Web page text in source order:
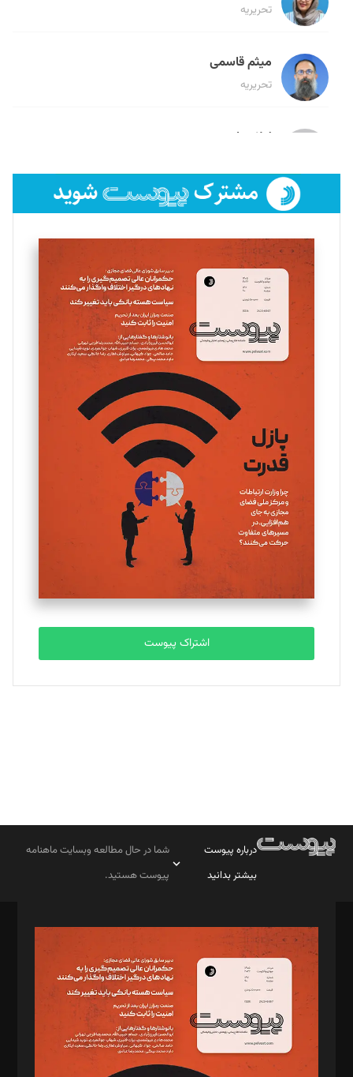
تحریریه
میثم قاسمی
تحریریه
لیلا حنارود
فائزه فتحی رستمی
تحریریه
سروش کرمیان
تحریریه
مینا پاکدل
یسنا امان‌پور
تحریریه
ملینا جعفری
تحریریه
مصطفی مسجدی آرانی
تحریریه
بابک نقاش
تحریریه
اشتراک پیوست
درباره پیوست
بیشتر بدانید
شما در حال مطالعه وبسایت ماهنامه
پیوست هستید.
مدیر مسئول: محمدباقر اثنی‌عشری
سردبیر: مهرک محمودی
دبیر تحریریه: میثم قاسمی
د‌بیر ناداستان: سمانه سمیع
د‌بیر خدمت و تجارت: ابوالفضل رجبی
د‌بیر حقوق فناوری: حسام‌الدین ایپکچی
د‌بیر پیوست جهان: مینا پاکدل